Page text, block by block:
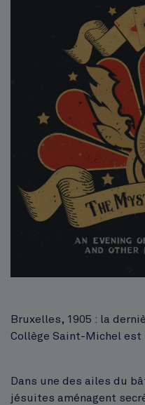
Bruxelles, 1905 : la
Collège Saint-Michel est
Dans une des ailes du
jésuites aménagent